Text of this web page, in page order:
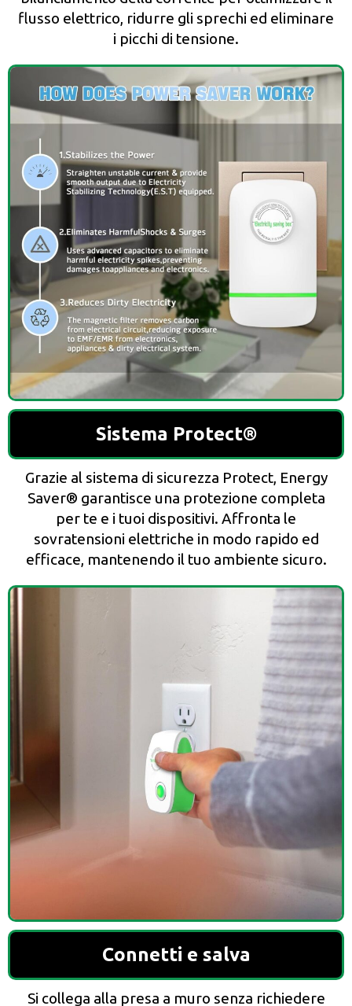
flusso elettrico, ridurre gli sprechi ed eliminare
i picchi di tensione.
Sistema Protect®
Grazie al sistema di sicurezza Protect, Energy
Saver® garantisce una protezione completa
per te e i tuoi dispositivi. Affronta le
sovratensioni elettriche in modo rapido ed
efficace, mantenendo il tuo ambiente sicuro.
Connetti e salva
Si collega alla presa a muro senza richiedere